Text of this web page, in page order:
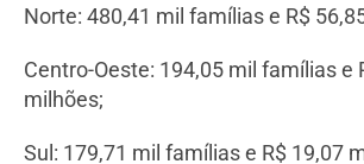
Norte: 480,41 mil famílias e R$
Centro-Oeste: 194,05 mil famílias e
milhões;
Sul: 179,71 mil famílias e R$ 19,07